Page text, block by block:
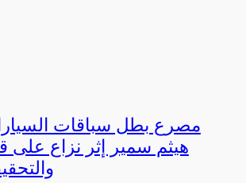
مصرع بطل سباقات
هيثم سمير إثر نزاع